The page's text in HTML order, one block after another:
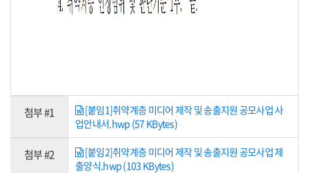
첨부 #1
[붙임1]취약계층 미디어 제작 및 송출지원 공모사업 사
업안내서.hwp (57 KBytes)
첨부 #2
[붙임2]취약계층 미디어 제작 및 송출지원 공모사업 제
출양식.hwp (103 KBytes)